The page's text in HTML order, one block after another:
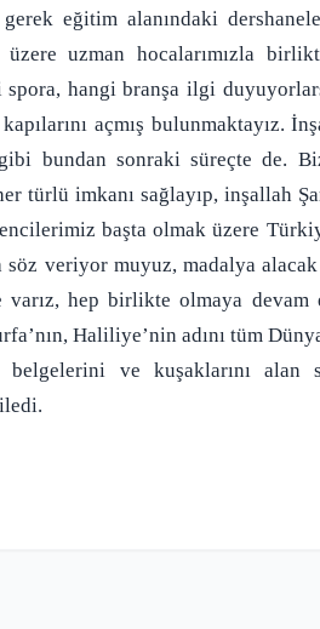
gerek eğitim alanındaki
uzman hocalarımızla
spora, hangi branşa ilgi
açmış bulunmaktayız.
bundan sonraki süreçte de.
türlü imkanı sağlayıp, inşallah
başta olmak üzere
söz veriyor muyuz, madalya
hep birlikte olmaya devam
Haliliye’nin adını tüm
belgelerini ve kuşaklarını